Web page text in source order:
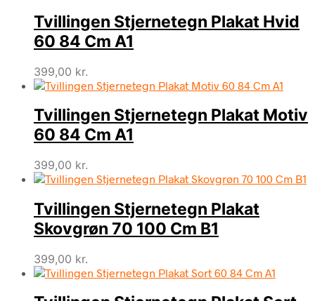
Tvillingen Stjernetegn Plakat Hvid
60 84 Cm A1
399,00 kr.
Tvillingen Stjernetegn Plakat Motiv
60 84 Cm A1
399,00 kr.
Tvillingen Stjernetegn Plakat
Skovgrøn 70 100 Cm B1
399,00 kr.